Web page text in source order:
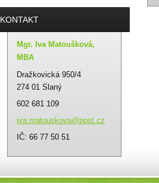
KONTAKT
Mgr. Iva Matoušková,
MBA
Dražkovická 950/4
274 01 Slaný
602 681 109
iva.matouskova@post.cz
IČ: 66 77 50 51